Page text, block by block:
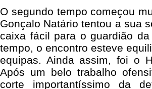
O segundo tempo começou
Gonçalo Natário tentou a sua
caixa fácil para o guardião
tempo, o encontro esteve
equipas. Ainda assim, foi o
Após um belo trabalho
corte importantíssimo da